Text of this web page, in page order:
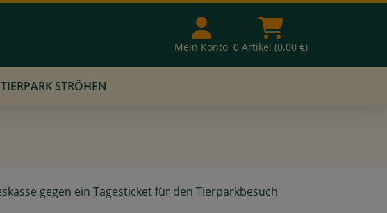
Mein Konto 0 Artikel (0,00 €)
STRÖHEN
gegen ein Tagesticket für den Tierparkbesuch